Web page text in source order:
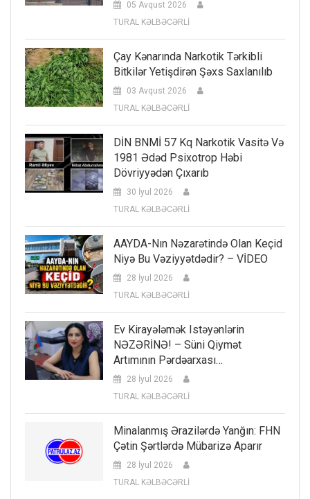
05 Avqust 2026
TURAL KƏLBƏCƏRLİ
Çay Kənarında Narkotik Tərkibli
Bitkilər Yetişdirən Şəxs Saxlanılıb
03 Avqust 2026
TURAL KƏLBƏCƏRLİ
DİN BNMİ 57 Kq Narkotik Vasitə Və
1981 Ədəd Psixotrop Həbi
Dövriyyədən Çıxarıb
30 İyul 2026
TURAL KƏLBƏCƏRLİ
AAYDA-Nın Nəzarətində Olan Keçid
Niyə Bu Vəziyyətdədir? – VİDEO
28 İyul 2026
TURAL KƏLBƏCƏRLİ
Ev Kirayələmək Istəyənlərin
NƏZƏRİNƏ! – Süni Qiymət
Artımının Pərdəarxası…
28 İyul 2026
TURAL KƏLBƏCƏRLİ
Minalanmış Ərazilərdə Yanğın: FHN
Çətin Şərtlərdə Mübarizə Aparır
28 İyul 2026
TURAL KƏLBƏCƏRLİ